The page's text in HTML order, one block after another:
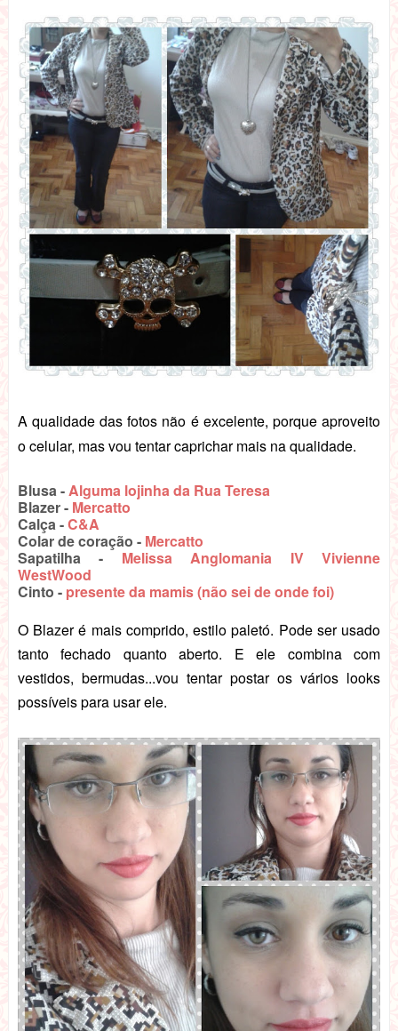
A qualidade das fotos não é excelente, porque aproveito
o celular, mas vou tentar caprichar mais na qualidade.
Blusa -Alguma lojinha da Rua Teresa
Blazer - Mercatto
Calça -C&A
Colar de coração - Mercatto
Sapatilha - Melissa Anglomania IV Vivienne
WestWood
Cinto - presente da mamis (não sei de onde foi)
O Blazer é mais comprido, estilo paletó. Pode ser usado
tanto fechado quanto aberto. E ele combina com
vestidos, bermudas...vou tentar postar os vários looks
possíveis para usar ele.